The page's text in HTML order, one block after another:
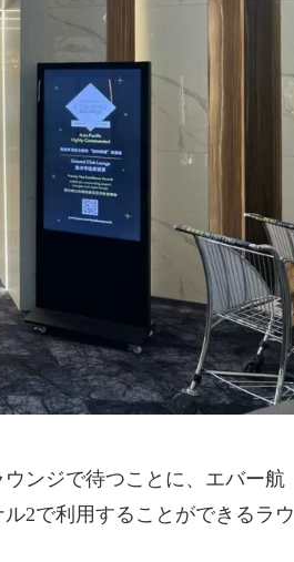
ンジで待つことに、エバー航
2で利用することができるラウ